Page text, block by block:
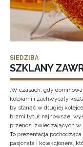
SIEDZIBA
SZKLANY
„W czasach, gdy
kolorami i zachwycały
by stanąć w długiej
brzmi tytuł najnowszej
przenosi zwiedzających w
To prezentacja
pasjonata i kolekcjonera,